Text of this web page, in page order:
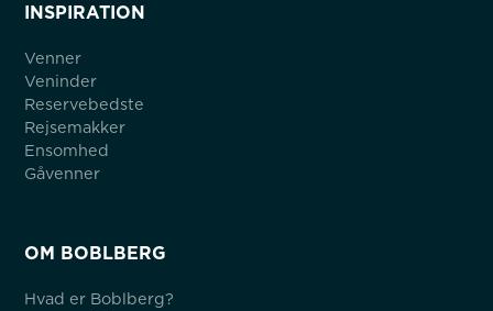
INSPIRATION
Venner
Veninder
Reservebedste
Rejsemakker
Ensomhed
Gåvenner
OM BOBLBERG
Hvad er Boblberg?